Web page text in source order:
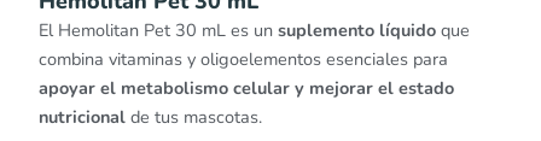
El Hemolitan Pet 30 mL es un suplemento líquido que
combina vitaminas y oligoelementos esenciales para
apoyar el metabolismo celular y mejorar el estado
nutricional de tus mascotas.